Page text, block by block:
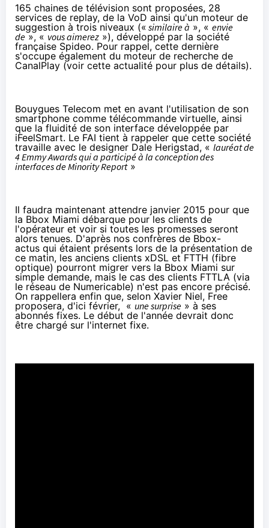
165 chaines de télévision sont proposées, 28
services de replay, de la VoD ainsi qu'un moteur de
suggestion à trois niveaux (« similaire à », « envie
de», « vous aimerez »), développé par la société
française Spideo. Pour rappel, cette dernière
s'occupe également du moteur de recherche de
CanalPlay (voir cette actualité pour plus de détails).
Bouygues Telecom met en avant l'utilisation de son
smartphone comme télécommande virtuelle, ainsi
que la fluidité de son interface développée par
iFeelSmart. Le FAI tient à rappeler que cette société
travaille avec le designer Dale Herigstad, « lauréat de
4 Emmy Awards qui a participé à la conception des
interfaces de Minority Report»
Il faudra maintenant attendre janvier 2015 pour que
la Bbox Miami débarque pour les clients de
l'opérateur et voir si toutes les promesses seront
alors tenues. D'après nos confrères de Bbox-
actus qui étaient présents lors de la présentation de
ce matin, les anciens clients xDSL et FTTH (fibre
optique) pourront migrer vers la Bbox Miami sur
simple demande, mais le cas des clients FTTLA (via
le réseau de Numericable) n'est pas encore précisé.
On rappellera enfin que, selon Xavier Niel, Free
proposera, d'ici février, « une surprise » à ses
abonnés fixes. Le début de l'année devrait donc
être chargé sur l'internet fixe.